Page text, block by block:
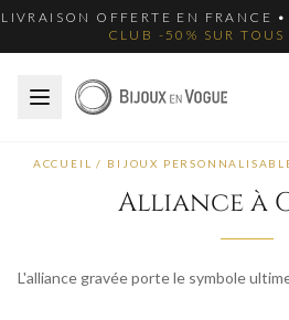
LIVRAISON OFFERTE EN FRANCE
CLUB -50% SUR
ACCUEIL / BIJOUX
Alliance à